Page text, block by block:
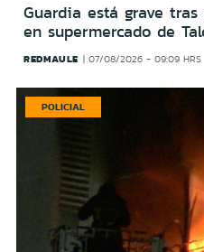
Guardia está grave
en supermercado de
REDMAULE 07/08/2026 - 09:09 HRS
POLICIAL